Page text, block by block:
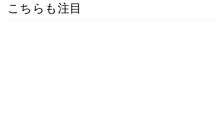
こちらも注目